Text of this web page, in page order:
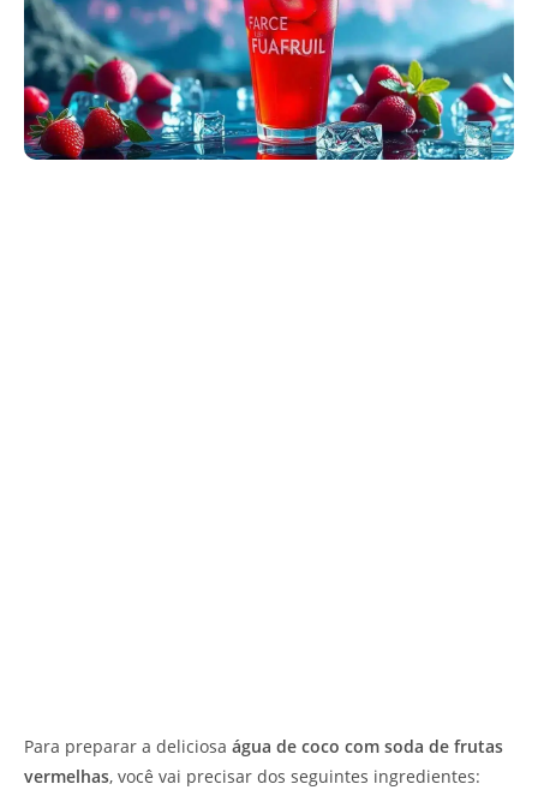
Para preparar a deliciosa água de coco com soda de frutas
vermelhas, você vai precisar dos seguintes ingredientes: